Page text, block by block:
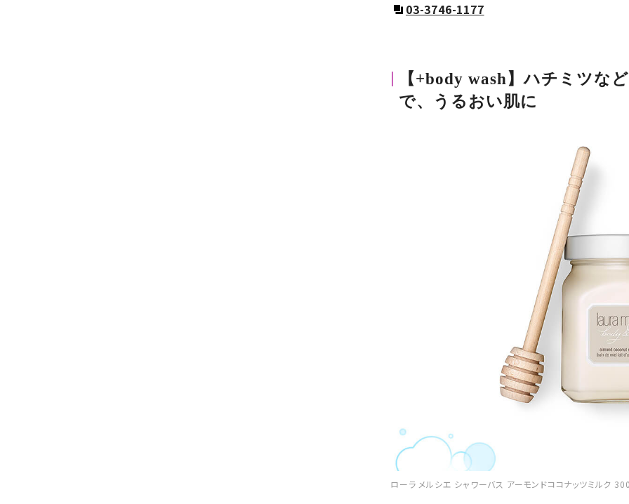
03-3746-1177
【+body wash】ハチミツな
で、うるおい肌に
ローラ メルシエ シャワーバス アーモンドココナッツミルク